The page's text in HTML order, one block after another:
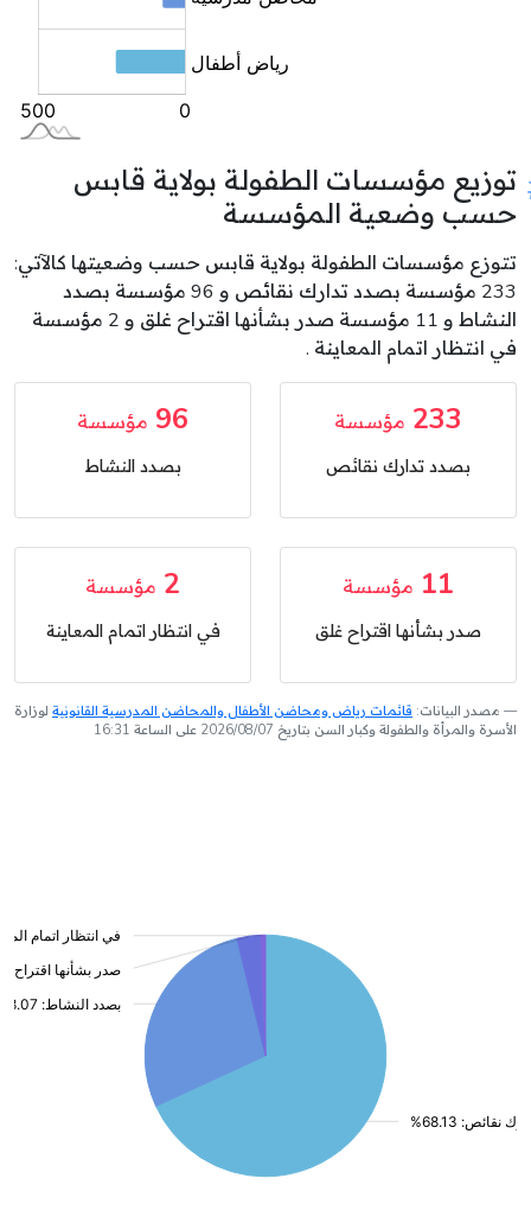
توزيع مؤسسات الطفولة بولاية قابس
حسب وضعية المؤسسة
تتوزع مؤسسات الطفولة بولاية قابس حسب وضعيتها كالآتي:
233 مؤسسة بصدد تدارك نقائص و 96 مؤسسة بصدد
النشاط و 11 مؤسسة صدر بشأنها اقتراح غلق و 2 مؤسسة
في انتظار اتمام المعاينة .
233 مؤسسة
بصدد تدارك نقائص
96 مؤسسة
بصدد النشاط
11 مؤسسة
صدر بشأنها اقتراح غلق
2 مؤسسة
في انتظار اتمام المعاينة
مصدر البيانات: قائمات رياض ومحاضن الأطفال والمحاضن المدرسية القانونية لوزارة
الأسرة والمرأة والطفولة وكبار السن بتاريخ 2026/08/07 على الساعة 16:31